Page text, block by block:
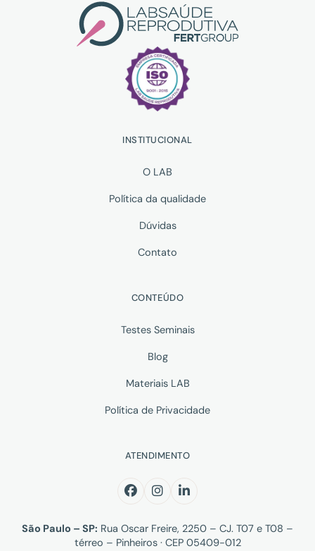
INSTITUCIONAL
O LAB
Política da qualidade
Dúvidas
Contato
CONTEÚDO
Testes Seminais
Blog
Materiais LAB
Política de Privacidade
ATENDIMENTO
São Paulo – SP: Rua Oscar Freire, 2250 – CJ. T07 e T08 –
térreo – Pinheiros · CEP 05409-012